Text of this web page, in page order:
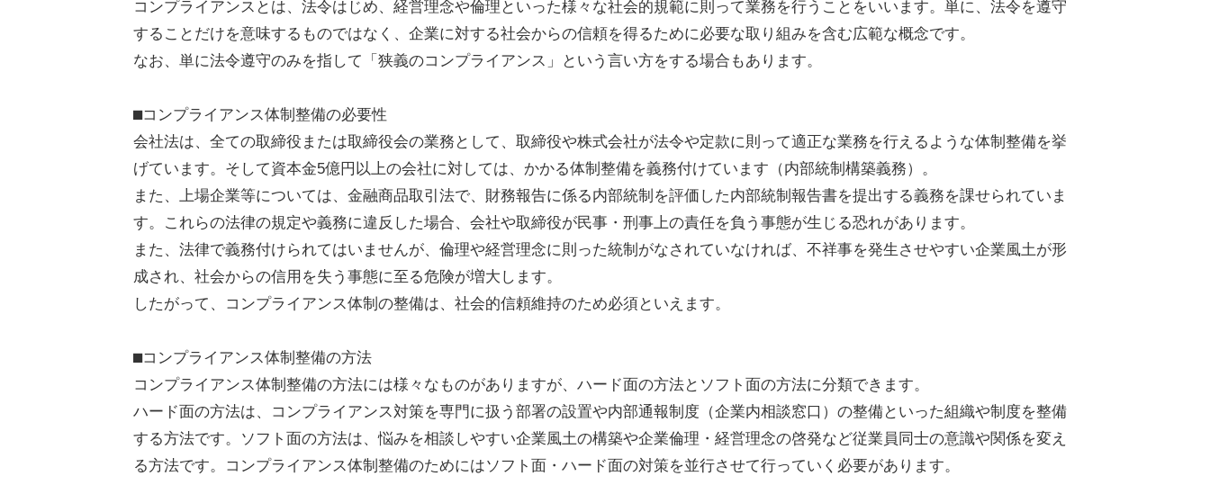
コンプライアンスとは、法令はじめ、経営理念や倫理といった様々な社会的規範に則って業務を行うことをいいます。単に、法令を遵守
することだけを意味するものではなく、企業に対する社会からの信頼を得るために必要な取り組みを含む広範な概念です。
なお、単に法令遵守のみを指して「狭義のコンプライアンス」という言い方をする場合もあります。
⬛︎コンプライアンス体制整備の必要性
会社法は、全ての取締役または取締役会の業務として、取締役や株式会社が法令や定款に則って適正な業務を行えるような体制整備を挙
げています。そして資本金5億円以上の会社に対しては、かかる体制整備を義務付けています（内部統制構築義務）。
また、上場企業等については、金融商品取引法で、財務報告に係る内部統制を評価した内部統制報告書を提出する義務を課せられていま
す。これらの法律の規定や義務に違反した場合、会社や取締役が民事・刑事上の責任を負う事態が生じる恐れがあります。
また、法律で義務付けられてはいませんが、倫理や経営理念に則った統制がなされていなければ、不祥事を発生させやすい企業風土が形
成され、社会からの信用を失う事態に至る危険が増大します。
したがって、コンプライアンス体制の整備は、社会的信頼維持のため必須といえます。
⬛︎コンプライアンス体制整備の方法
コンプライアンス体制整備の方法には様々なものがありますが、ハード面の方法とソフト面の方法に分類できます。
ハード面の方法は、コンプライアンス対策を専門に扱う部署の設置や内部通報制度（企業内相談窓口）の整備といった組織や制度を整備
する方法です。ソフト面の方法は、悩みを相談しやすい企業風土の構築や企業倫理・経営理念の啓発など従業員同士の意識や関係を変え
る方法です。コンプライアンス体制整備のためにはソフト面・ハード面の対策を並行させて行っていく必要があります。